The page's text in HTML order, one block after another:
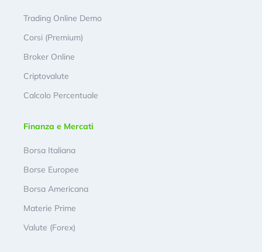
Trading Online Demo
Corsi (Premium)
Broker Online
Criptovalute
Calcolo Percentuale
Finanza e Mercati
Borsa Italiana
Borse Europee
Borsa Americana
Materie Prime
Valute (Forex)